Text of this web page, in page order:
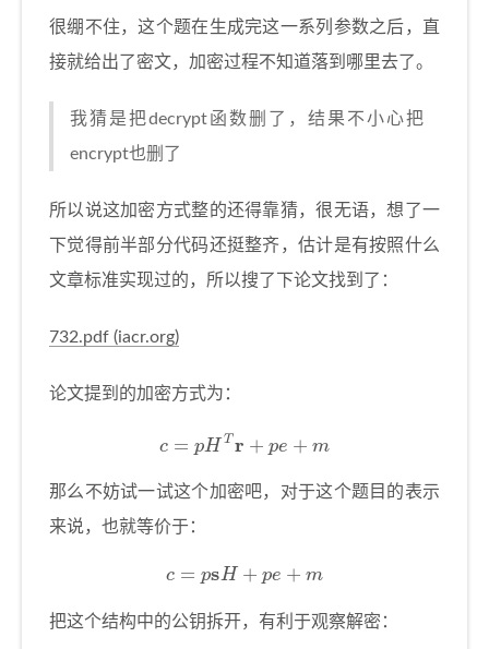
很绷不住，这个题在生成完这一系列参数之后，直
接就给出了密文，加密过程不知道落到哪里去了。
我猜是把decrypt函数删了，结果不小心把
encrypt也删了
所以说这加密方式整的还得靠猜，很无语，想了一
下觉得前半部分代码还挺整齐，估计是有按照什么
文章标准实现过的，所以搜了下论文找到了：
732.pdf (iacr.org)
论文提到的加密方式为：
pHT
那么不妨试一试这个加密吧，对于这个题目的表示
来说，也就等价于：
=p sH + pe + m
把这个结构中的公钥拆开，有利于观察解密：